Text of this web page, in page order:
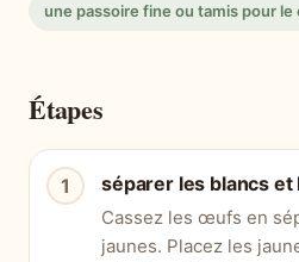
une passoire fine ou tamis pour le
Étapes
séparer les blancs et
Cassez les œufs en
jaunes. Placez les